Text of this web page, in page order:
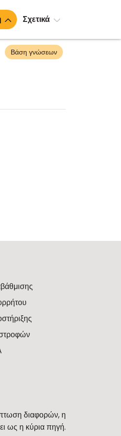
Σχετικά
Βάση γνώσεων
διαφορών, η
ως η κύρια πηγή.